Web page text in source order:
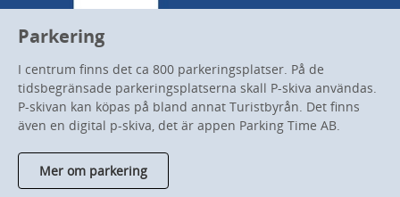
Parkering
I centrum finns det ca 800 parkeringsplatser. På de
tidsbegränsade parkeringsplatserna skall P-skiva användas.
P-skivan kan köpas på bland annat Turistbyrån. Det finns
även en digital p-skiva, det är appen Parking Time AB.
Mer om parkering